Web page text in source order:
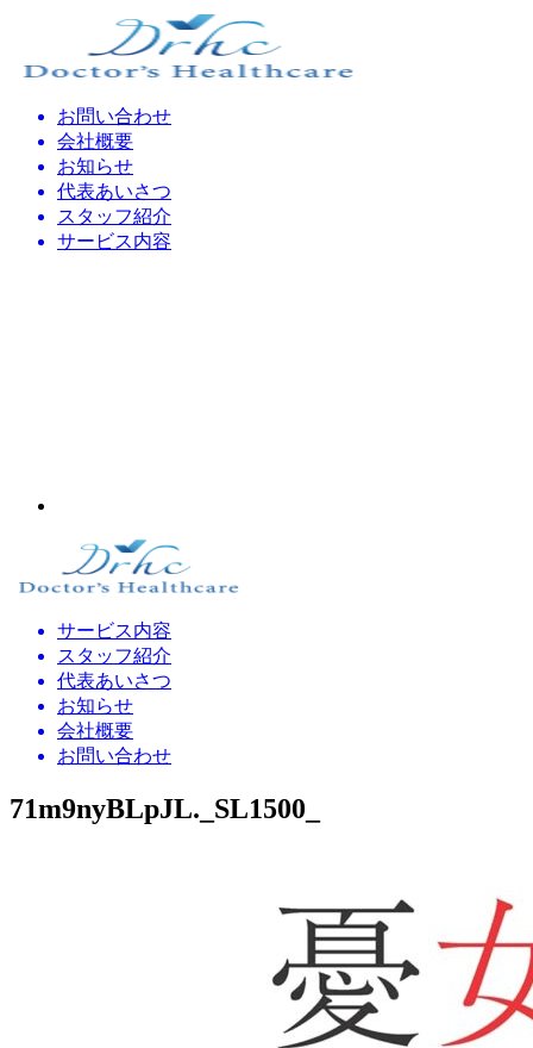
お問い合わせ
会社概要
お知らせ
代表あいさつ
スタッフ紹介
サービス内容
サービス内容
スタッフ紹介
代表あいさつ
お知らせ
会社概要
お問い合わせ
71m9nyBLpJL._SL1500_